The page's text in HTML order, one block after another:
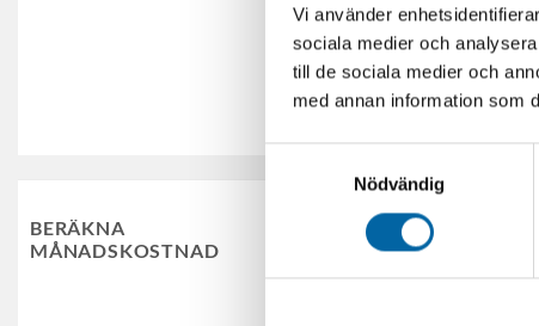
Vi använder
sociala medier och
till de sociala medier och
med annan information som
Nödvändig
Skicka
BERÄKNA
MÅNADSKOSTNAD
Dela upp betalning
Laborera med